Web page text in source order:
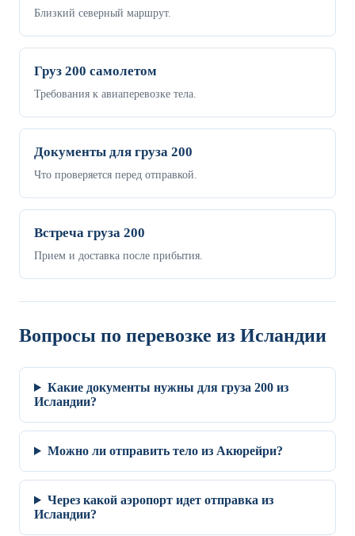
Близкий северный маршрут.
Груз 200 самолетом
Требования к авиаперевозке тела.
Документы для груза 200
Что проверяется перед отправкой.
Встреча груза 200
Прием и доставка после прибытия.
Вопросы по перевозке из Исландии
Какие документы нужны для груза 200 из
Исландии?
Можно ли отправить тело из Акюрейри?
Через какой аэропорт идет отправка из
Исландии?